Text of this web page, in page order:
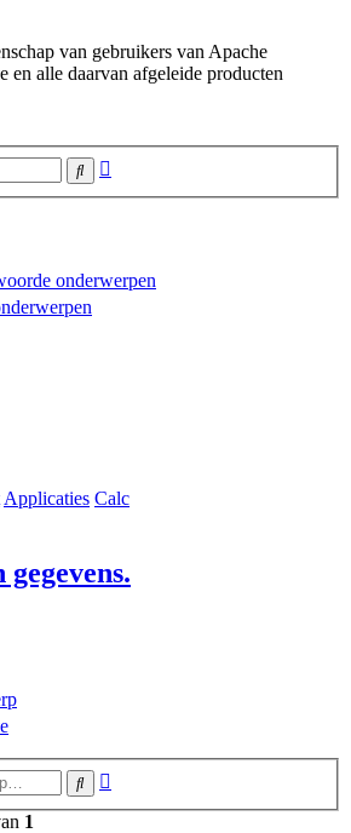
van gebruikers van Apache
alle daarvan afgeleide producten
Zoek
onderwerpen
Applicaties Calc
Zoek
1